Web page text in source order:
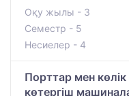
Оқу жылы - 3
Семестр - 5
Несиелер - 4
Порттар мен
көтергіш